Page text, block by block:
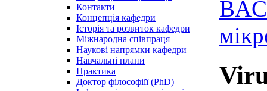
Контакти
Концепція кафедри
Історія та розвиток кафедри
Міжнародна співпраця
Наукові напрямки кафедри
Навчальні плани
Практика
Доктор філософіїї (PhD)